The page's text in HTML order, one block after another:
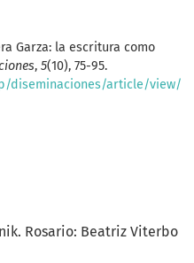
Garza: la escritura como
, 5(10), 75-95.
diseminaciones/article/view/
Rosario: Beatriz Viterbo